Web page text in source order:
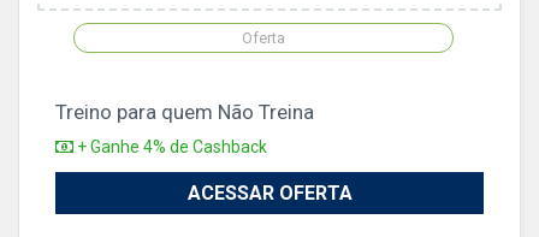
Oferta
Treino para quem Não Treina
+ Ganhe 4% de Cashback
ACESSAR OFERTA